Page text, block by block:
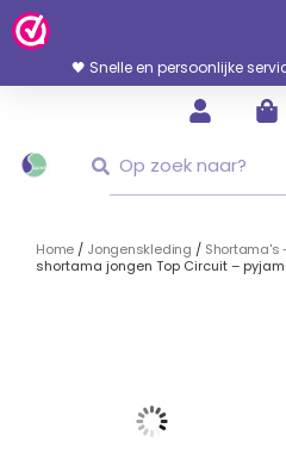
Ga
Naar
Inhoud
🖤 Snelle en persoonlijke
Home / Jongenskleding / Shortama's
shortama jongen Top Circuit –